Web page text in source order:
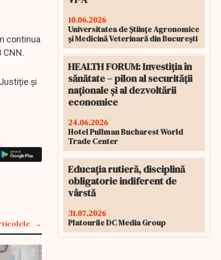
continua
CNN.
şi
10.06.2026
Universitatea de Științe Agronomice
și Medicină Veterinară din București
HEALTH FORUM: Investiția în
sănătate – pilon al securității
naționale și al dezvoltării
economice
24.06.2026
Hotel Pullman Bucharest World
Trade Center
Educația rutieră, disciplină
obligatorie indiferent de
vârstă
31.07.2026
Platourile DC Media Group